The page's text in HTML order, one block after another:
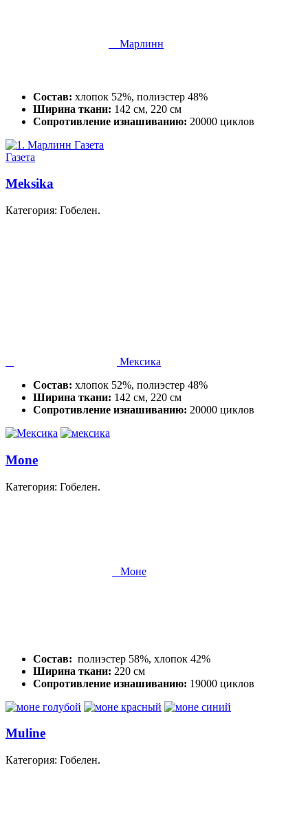
Марлинн
Состав: хлопок 52%, полиэстер 48%
Ширина ткани: 142 см, 220 см
Сопротивление изнашиванию: 20000 циклов
Газета
Meksika
Категория: Гобелен.
Мексика
Состав: хлопок 52%, полиэстер 48%
Ширина ткани: 142 см, 220 см
Сопротивление изнашиванию: 20000 циклов
Mone
Категория: Гобелен.
Моне
Состав: полиэстер 58%, хлопок 42%
Ширина ткани: 220 см
Сопротивление изнашиванию: 19000 циклов
Muline
Категория: Гобелен.